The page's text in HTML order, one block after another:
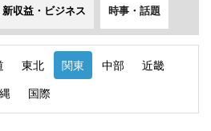
新収益・ビジネス 時事・話題
東北 関東 中部
近畿
国際